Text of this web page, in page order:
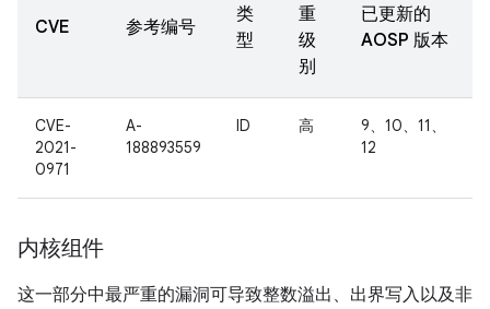
CVE 参考编号
类
型
重
级
别
已更新的
AOSP 版本
CVE-
2021-
0971
A-
188893559
ID 高
9、10、11、
12
内核组件
这一部分中最严重的漏洞可导致整数溢出、出界写入以及非